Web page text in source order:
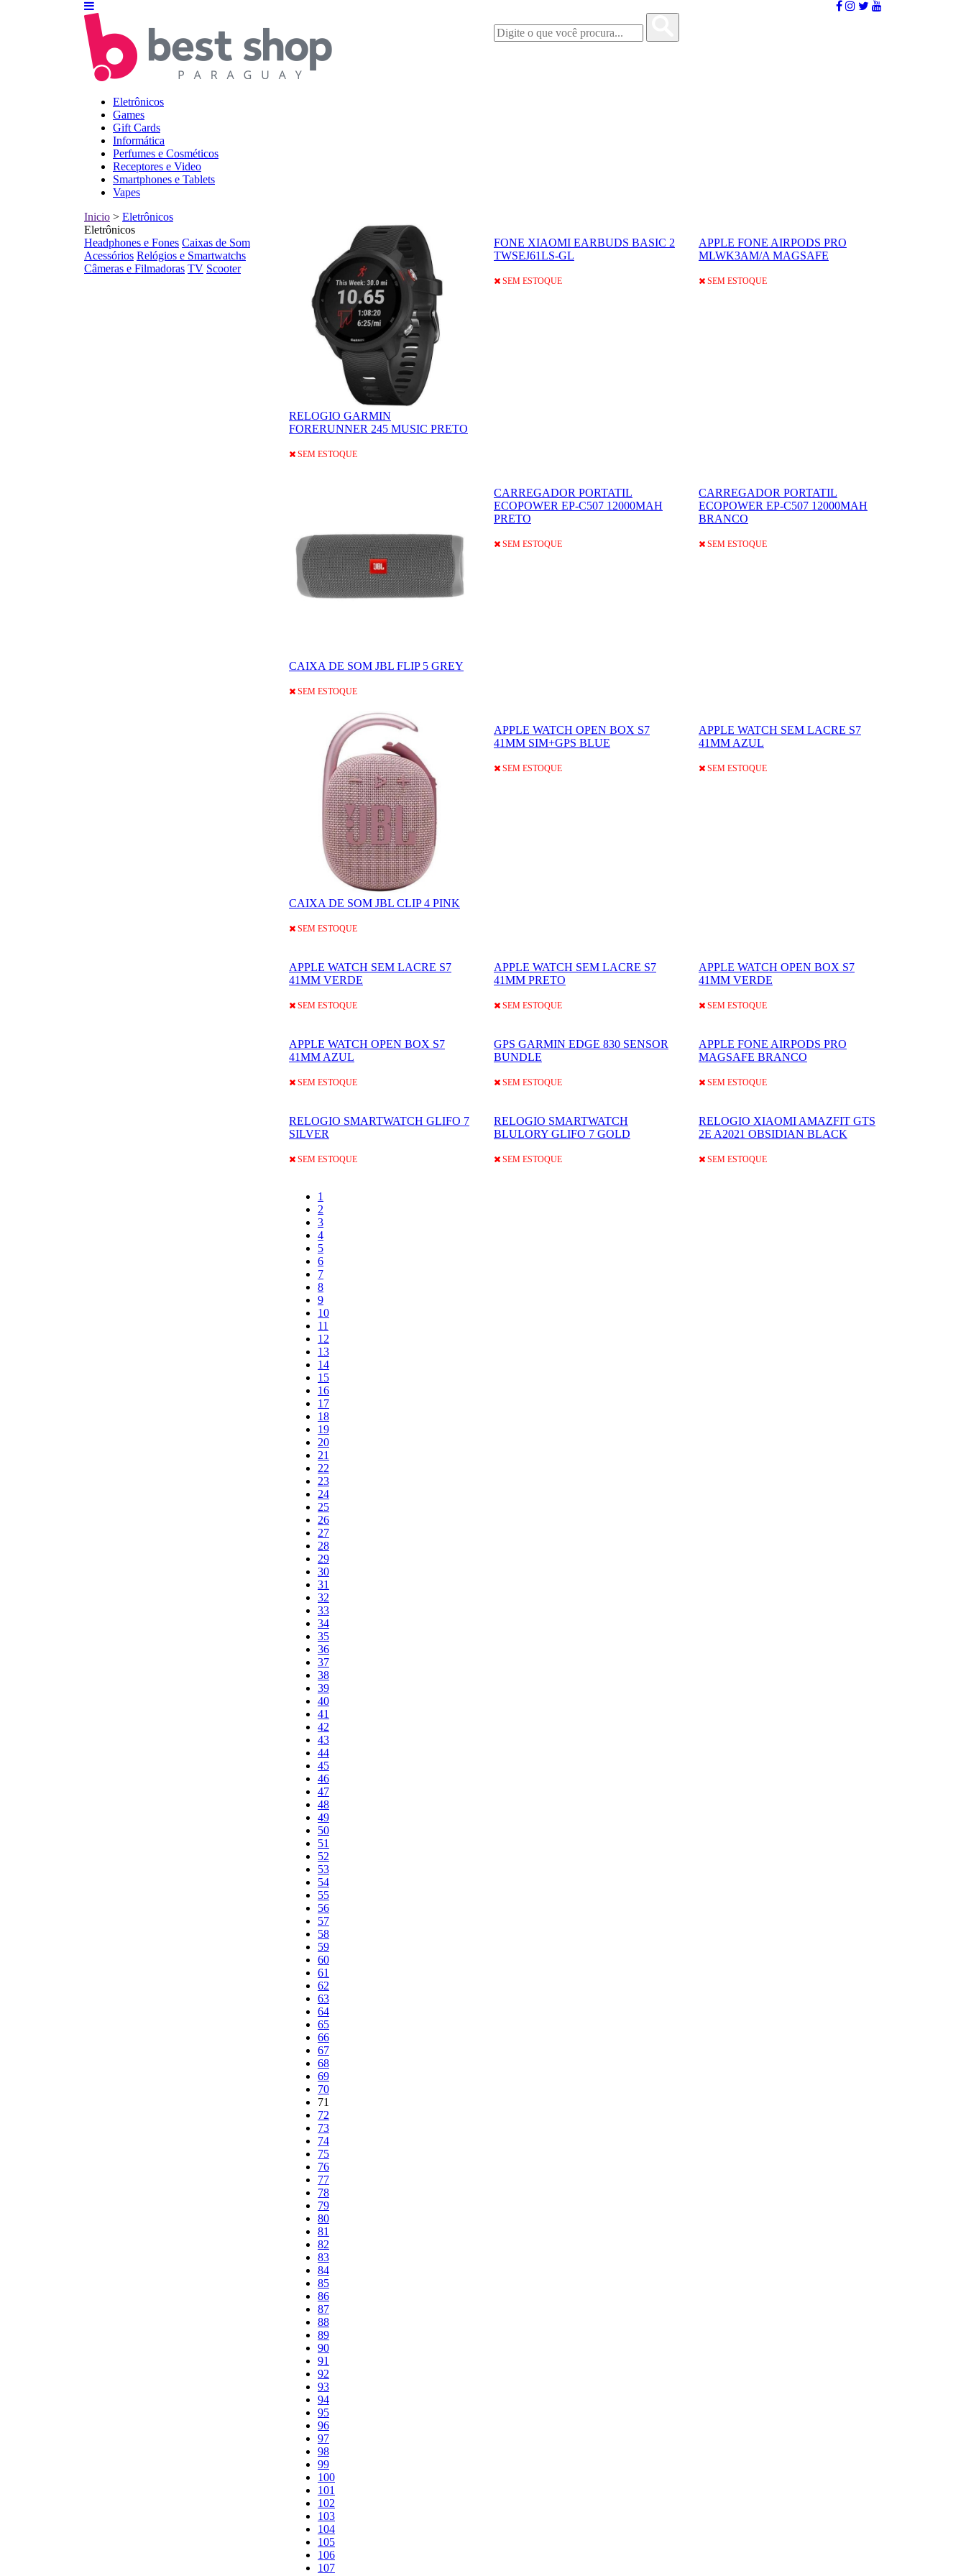
Eletrônicos
Games
Gift Cards
Informática
Perfumes e Cosméticos
Receptores e Video
Smartphones e Tablets
Vapes
Inicio > Eletrônicos
Eletrônicos
Headphones e Fones Caixas de Som
Acessórios Relógios e Smartwatchs
Câmeras e Filmadoras TV Scooter
RELOGIO GARMIN
FORERUNNER 245 MUSIC PRETO
SEM ESTOQUE
FONE XIAOMI EARBUDS BASIC 2
TWSEJ61LS-GL
SEM ESTOQUE
APPLE FONE AIRPODS PRO
MLWK3AM/A MAGSAFE
SEM ESTOQUE
CAIXA DE SOM JBL FLIP 5 GREY
SEM ESTOQUE
CARREGADOR PORTATIL
ECOPOWER EP-C507 12000MAH
PRETO
SEM ESTOQUE
CARREGADOR PORTATIL
ECOPOWER EP-C507 12000MAH
BRANCO
SEM ESTOQUE
CAIXA DE SOM JBL CLIP 4 PINK
SEM ESTOQUE
APPLE WATCH OPEN BOX S7
41MM SIM+GPS BLUE
SEM ESTOQUE
APPLE WATCH SEM LACRE S7
41MM AZUL
SEM ESTOQUE
APPLE WATCH SEM LACRE S7
41MM VERDE
SEM ESTOQUE
APPLE WATCH SEM LACRE S7
41MM PRETO
SEM ESTOQUE
APPLE WATCH OPEN BOX S7
41MM VERDE
SEM ESTOQUE
APPLE WATCH OPEN BOX S7
41MM AZUL
SEM ESTOQUE
GPS GARMIN EDGE 830 SENSOR
BUNDLE
SEM ESTOQUE
APPLE FONE AIRPODS PRO
MAGSAFE BRANCO
SEM ESTOQUE
RELOGIO SMARTWATCH GLIFO 7
SILVER
SEM ESTOQUE
RELOGIO SMARTWATCH
BLULORY GLIFO 7 GOLD
SEM ESTOQUE
RELOGIO XIAOMI AMAZFIT GTS
2E A2021 OBSIDIAN BLACK
SEM ESTOQUE
1
2
3
4
5
6
7
8
9
10
11
12
13
14
15
16
17
18
19
20
21
22
23
24
25
26
27
28
29
30
31
32
33
34
35
36
37
38
39
40
41
42
43
44
45
46
47
48
49
50
51
52
53
54
55
56
57
58
59
60
61
62
63
64
65
66
67
68
69
70
71
72
73
74
75
76
77
78
79
80
81
82
83
84
85
86
87
88
89
90
91
92
93
94
95
96
97
98
99
100
101
102
103
104
105
106
107